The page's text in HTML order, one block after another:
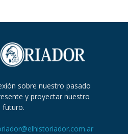
sobre nuestro pasado
y proyectar nuestro
futuro.